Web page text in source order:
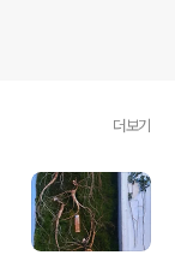
더보기